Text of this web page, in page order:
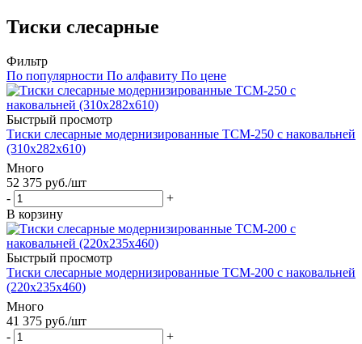
Тиски слесарные
Фильтр
По популярности По алфавиту По цене
Быстрый просмотр
Тиски слесарные модернизированные TCМ-250 с наковальней
(310x282x610)
Много
52 375 руб./шт
-
+
В корзину
Быстрый просмотр
Тиски слесарные модернизированные TCМ-200 с наковальней
(220x235x460)
Много
41 375 руб./шт
-
+